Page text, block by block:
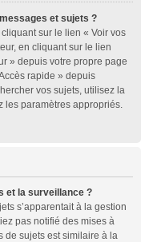
et sujets ?
sur le lien « Voir vos
en cliquant sur le lien
» depuis votre propre page
rapide » depuis
vos sujets, utilisez la
les paramètres appropriés.
et la surveillance ?
s’apparentait à la gestion
pas notifié des mises à
de sujets est similaire à la